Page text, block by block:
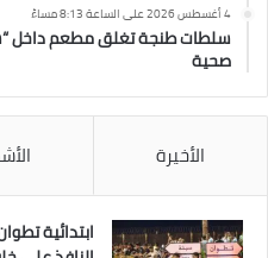
4 أغسطس 2026 على الساعة 8:13 مساءً
سلطات طنجة تغلق مطعم داخل
صحية
الأخيرة
ابتدائية